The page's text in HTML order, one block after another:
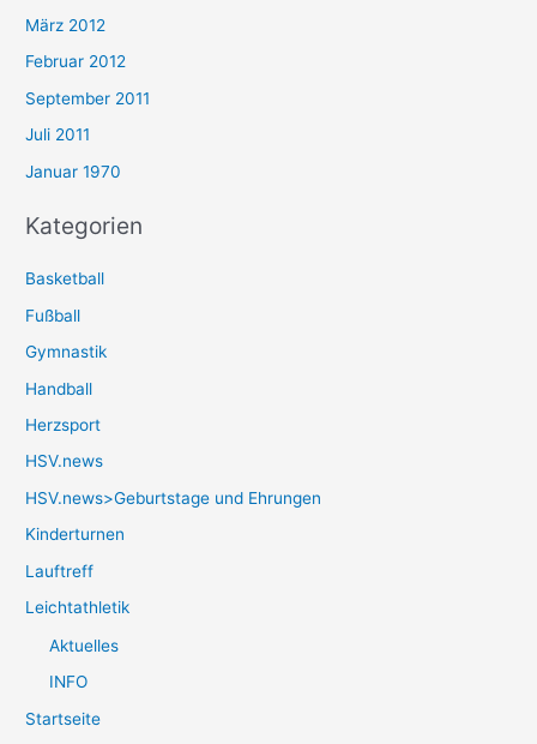
März 2012
Februar 2012
September 2011
Juli 2011
Januar 1970
Kategorien
Basketball
Fußball
Gymnastik
Handball
Herzsport
HSV.news
HSV.news>Geburtstage und Ehrungen
Kinderturnen
Lauftreff
Leichtathletik
Aktuelles
INFO
Startseite